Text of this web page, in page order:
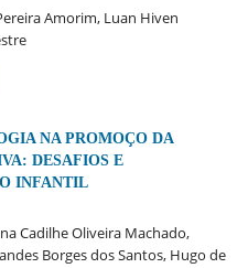
Amorim, Luan Hiven
NA PROMOÇO DA
DESAFIOS E
INFANTIL
Cadilhe Oliveira Machado,
Borges dos Santos, Hugo de